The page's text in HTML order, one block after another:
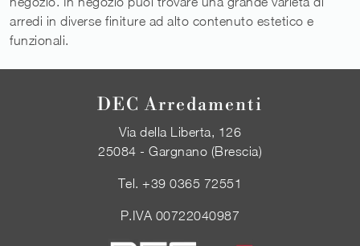
arredi in diverse finiture ad alto contenuto estetico e
funzionali.
DEC Arredamenti
Via della Liberta, 126
25084 - Gargnano (Brescia)
Tel.+39 0365 72551
P.IVA 00722040987